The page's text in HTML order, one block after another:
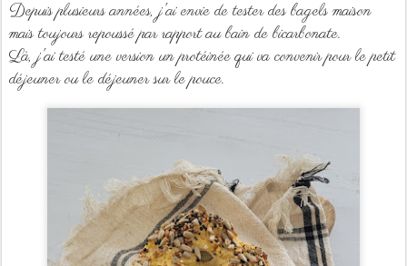
Depuis plusieurs années, j'ai envie de tester des bagels maison
mais toujours repoussé par rapport au bain de bicarbonate.
Là, j'ai testé une version un protéinée qui va convenir pour le petit
déjeuner ou le déjeuner sur le pouce.